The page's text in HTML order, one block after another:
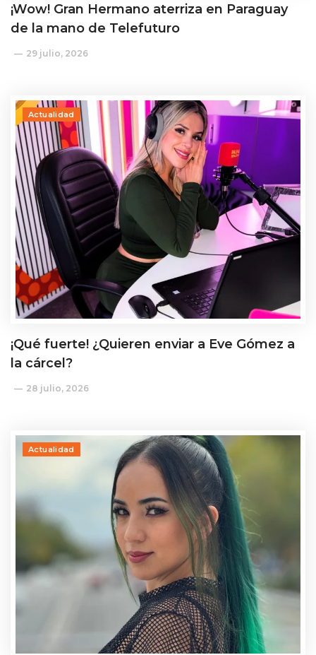
¡Wow! Gran Hermano aterriza en Paraguay
de la mano de Telefuturo
29 julio, 2026
Actualidad
¡Qué fuerte! ¿Quieren enviar a Eve Gómez a
la cárcel?
28 julio, 2026
Actualidad